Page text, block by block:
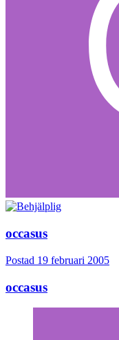
occasus
Postad 19 februari 2005
occasus